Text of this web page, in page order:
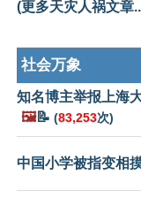
(更多天灾人祸文章
社会万象
知名博主举报上海
🖼️📝 (83,253次)
中国小学被指变相